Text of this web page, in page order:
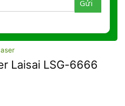
Laisai LSG-6666